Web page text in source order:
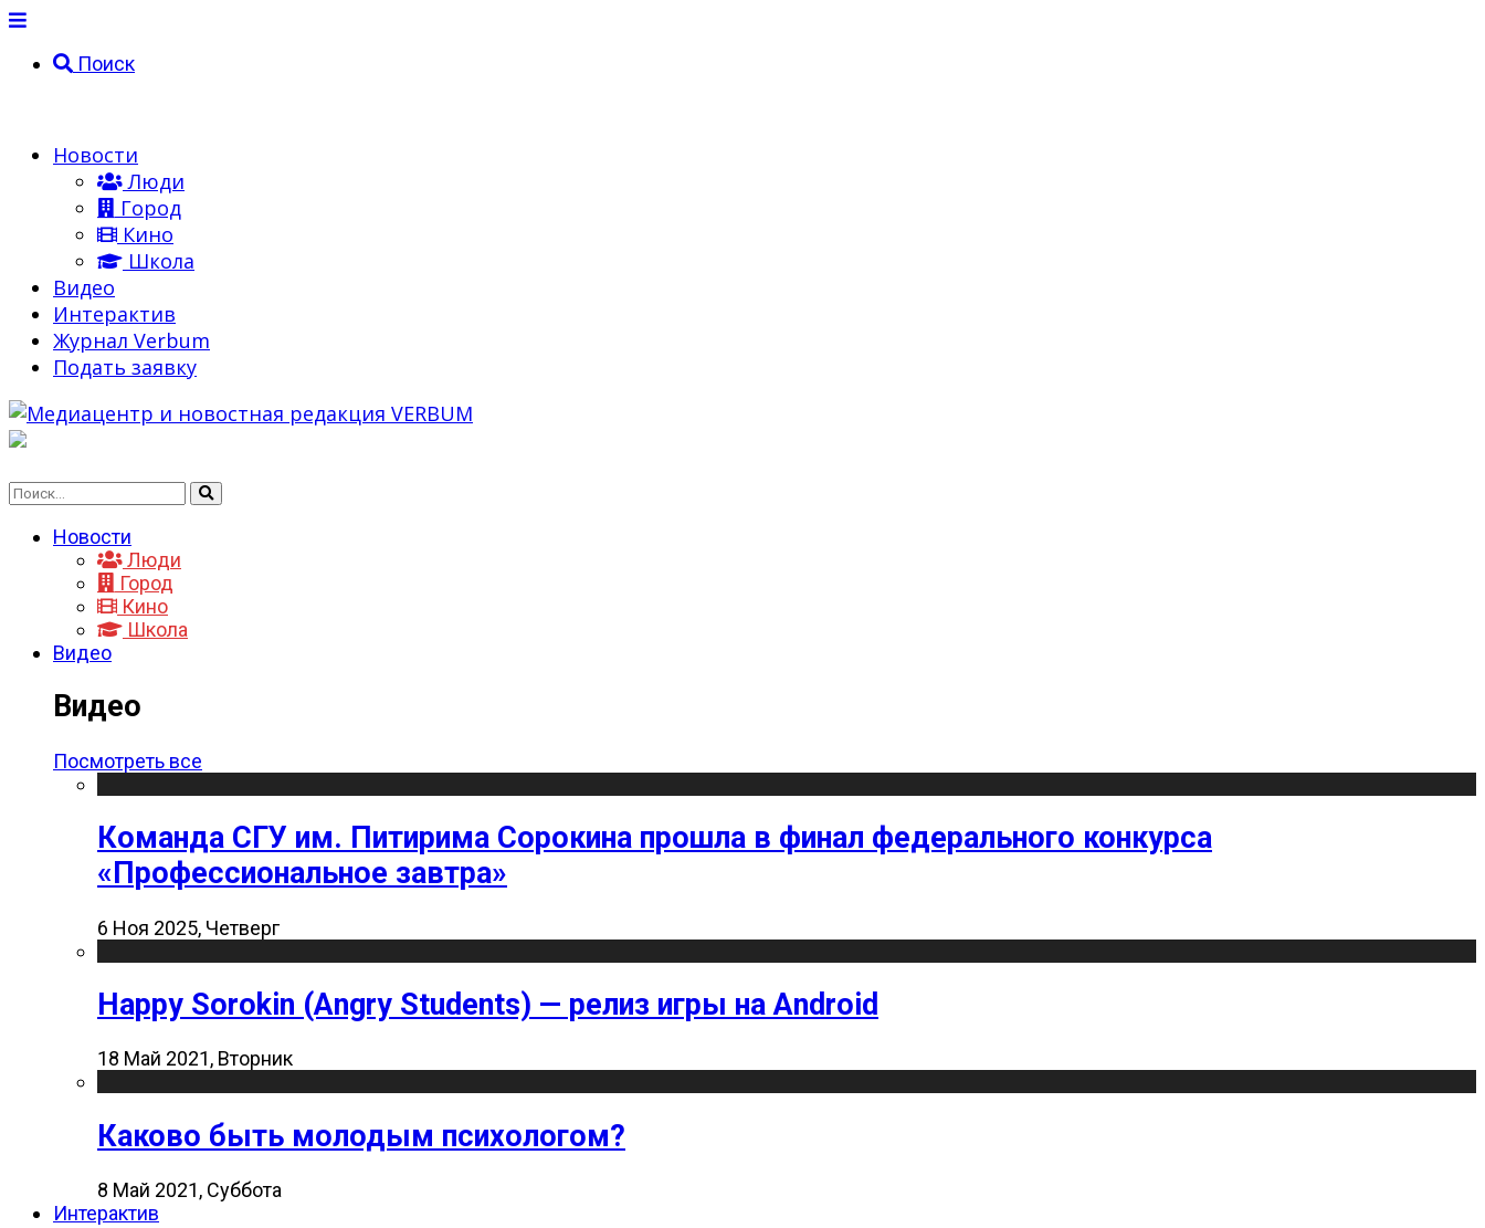
Поиск
Новости
Люди
Город
Кино
Школа
Видео
Интерактив
Журнал Verbum
Подать заявку
Новости
Люди
Город
Кино
Школа
Видео
Видео
Посмотреть все
Команда СГУ им. Питирима Сорокина прошла в финал федерального конкурса
«Профессиональное завтра»
6 Ноя 2025, Четверг
Happy Sorokin (Angry Students) — релиз игры на Android
18 Май 2021, Вторник
Каково быть молодым психологом?
8 Май 2021, Суббота
Интерактив